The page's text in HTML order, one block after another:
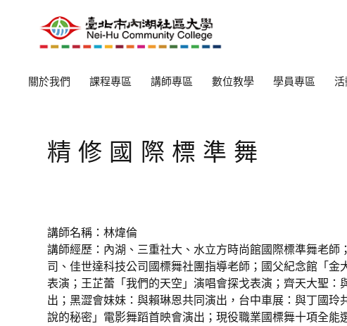
關於我們 課程專區 講師專區 數位教學 學員專區 活
精修國際標準舞
講師名稱：林煒倫
講師經歷：內湖、三重社大、水立方時尚館國際標準舞老師
司、佳世達科技公司國標舞社團指導老師；國父紀念館「金
表演；王芷蕾「我們的天空」演唱會探戈表演；齊天大聖：
出；黑澀會妹妹：與賴琳恩共同演出，台中車展：與丁國玲
說的秘密」電影舞蹈首映會演出；現役職業國標舞十項全能